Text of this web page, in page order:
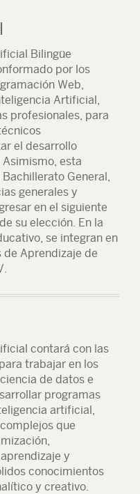
Bilingüe
por los
Web,
Artificial,
profesionales, para
el desarrollo
esta
General,
generales y
en el siguiente
su elección. En la
se integran en
de Aprendizaje de
contará con las
trabajar en los
de datos e
programas
artificial,
que
y
conocimientos
y creativo.